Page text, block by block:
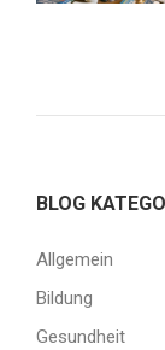
BLOG
Allgemein
Bildung
Gesundheit